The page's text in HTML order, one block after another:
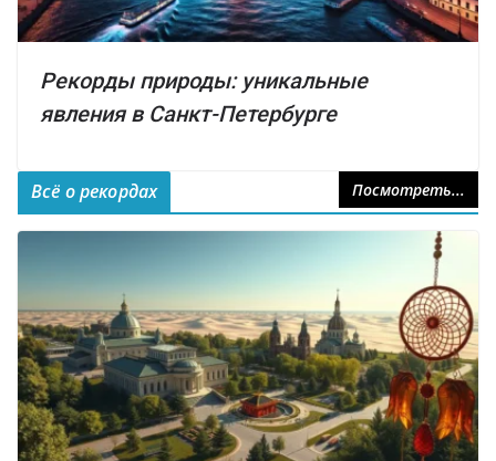
Рекорды природы: уникальные
явления в Санкт-Петербурге
Всё о рекордах Посмотреть...